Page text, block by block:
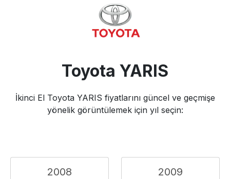
Toyota YARIS
İkinci El Toyota YARIS fiyatlarını güncel ve geçmişe
yönelik görüntülemek için yıl seçin:
2008 2009